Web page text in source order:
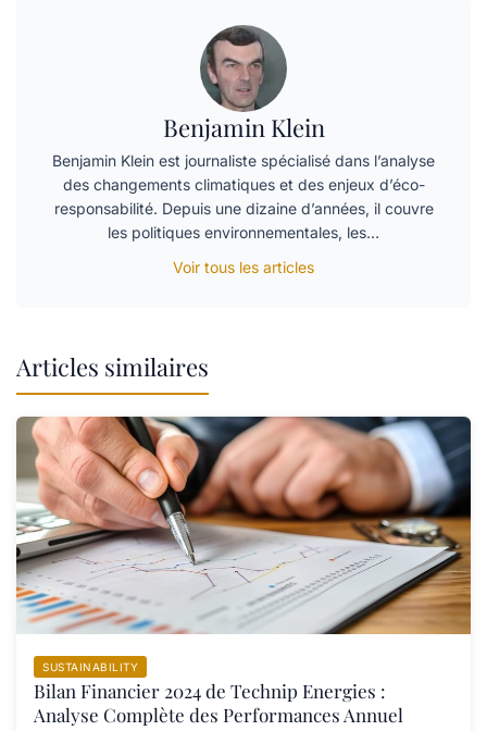
Benjamin Klein
Benjamin Klein est journaliste spécialisé dans l’analyse
des changements climatiques et des enjeux d’éco-
responsabilité. Depuis une dizaine d’années, il couvre
les politiques environnementales, les…
Voir tous les articles
Articles similaires
SUSTAINABILITY
Bilan Financier 2024 de Technip Energies :
Analyse Complète des Performances Annuel